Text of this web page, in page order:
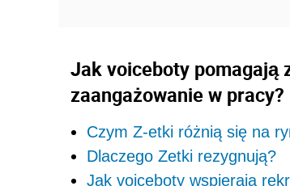
Jak voiceboty pomagają
zaangażowanie w pracy?
Czym Z-etki różnią się na
Dlaczego Zetki rezygnują?
Jak voiceboty wspierają